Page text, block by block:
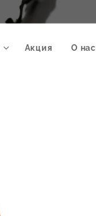
Акция О нас